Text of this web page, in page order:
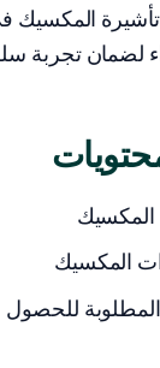
المكسيك
لضمان تجربة
المكسيك
المكسيك